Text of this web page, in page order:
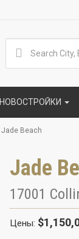
НОВОСТРОЙКИ
Jade Beach
Jade
17001
Цены: